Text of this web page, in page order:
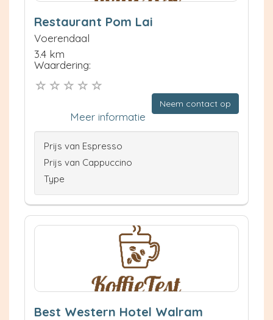
Restaurant Pom Lai
Voerendaal
3.4 km
Waardering:
Neem contact op
Meer informatie
Prijs van Espresso
Prijs van Cappuccino
Type
Best Western Hotel Walram